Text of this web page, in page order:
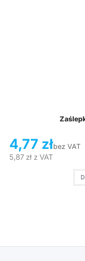
4,77 złbez VAT
5,87 złz VAT